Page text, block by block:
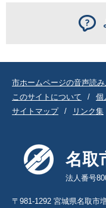
市ホームページの音声読
このサイトについて
個
サイトマップ
リンク集
名取
法人番号
〒981-1292 宮城県名取市